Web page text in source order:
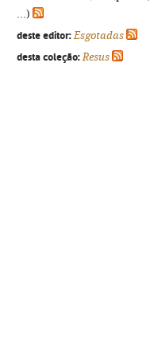
...)
deste editor: Esgotadas
desta coleção: Resus